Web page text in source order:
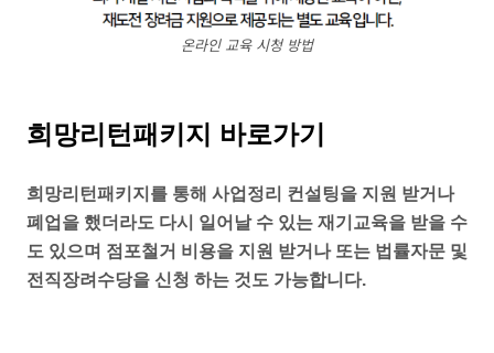
온라인 교육 시청 방법
희망리턴패키지 바로가기
희망리턴패키지를 통해 사업정리 컨설팅을 지원 받거나
폐업을 했더라도 다시 일어날 수 있는 재기교육을 받을 수
도 있으며 점포철거 비용을 지원 받거나 또는 법률자문 및
전직장려수당을 신청 하는 것도 가능합니다.